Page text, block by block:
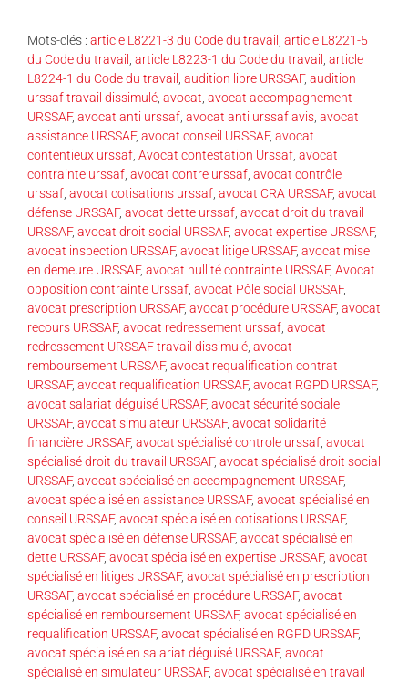
Mots-clés : article L8221-3 du Code du travail , article L8221-5
du Code du travail , article L8223-1 du Code du travail , article
L8224-1 du Code du travail , audition libre URSSAF, audition
urssaf travail dissimulé, avocat, avocat accompagnement
URSSAF, avocat anti urssaf, avocat anti urssaf avis, avocat
assistance URSSAF, avocat conseil URSSAF, avocat
contentieux urssaf, Avocat contestation Urssaf, avocat
contrainte urssaf, avocat contre urssaf, avocat contrôle
urssaf, avocat cotisations urssaf, avocat CRA URSSAF, avocat
défense URSSAF, avocat dette urssaf, avocat droit du travail
URSSAF, avocat droit social URSSAF, avocat expertise URSSAF,
avocat inspection URSSAF, avocat litige URSSAF, avocat mise
en demeure URSSAF, avocat nullité contrainte URSSAF, Avocat
opposition contrainte Urssaf, avocat Pôle social URSSAF,
avocat prescription URSSAF, avocat procédure URSSAF, avocat
recours URSSAF, avocat redressement urssaf, avocat
redressement URSSAF travail dissimulé, avocat
remboursement URSSAF, avocat requalification contrat
URSSAF, avocat requalification URSSAF, avocat RGPD URSSAF,
avocat salariat déguisé URSSAF, avocat sécurité sociale
URSSAF, avocat simulateur URSSAF, avocat solidarité
financière URSSAF, avocat spécialisé controle urssaf, avocat
spécialisé droit du travail URSSAF, avocat spécialisé droit social
URSSAF, avocat spécialisé en accompagnement URSSAF,
avocat spécialisé en assistance URSSAF, avocat spécialisé en
conseil URSSAF, avocat spécialisé en cotisations URSSAF,
avocat spécialisé en défense URSSAF, avocat spécialisé en
dette URSSAF, avocat spécialisé en expertise URSSAF, avocat
spécialisé en litiges URSSAF, avocat spécialisé en prescription
URSSAF, avocat spécialisé en procédure URSSAF, avocat
spécialisé en remboursement URSSAF, avocat spécialisé en
requalification URSSAF, avocat spécialisé en RGPD URSSAF,
avocat spécialisé en salariat déguisé URSSAF, avocat
spécialisé en simulateur URSSAF, avocat spécialisé en travail